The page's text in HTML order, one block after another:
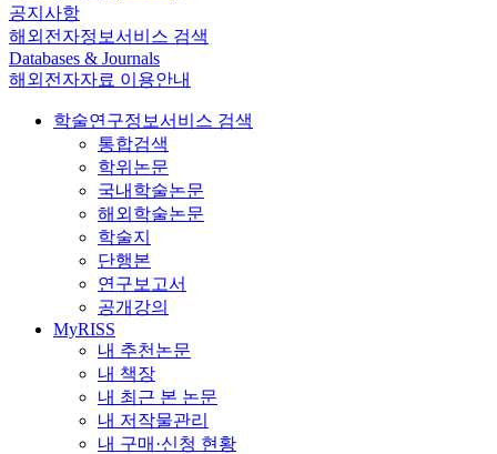
공지사항
해외전자정보서비스 검색
Databases & Journals
해외전자자료 이용안내
학술연구정보서비스 검색
통합검색
학위논문
국내학술논문
해외학술논문
학술지
단행본
연구보고서
공개강의
MyRISS
내 추천논문
내 책장
내 최근 본 논문
내 저작물관리
내 구매·신청 현황